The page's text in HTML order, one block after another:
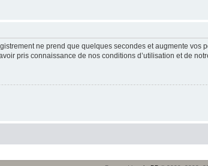
ne prend que quelques secondes et augmente
pris connaissance de nos conditions d’utilisation et de